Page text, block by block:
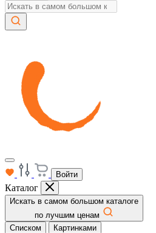
Войти
Каталог
Искать в самом большом каталоге
по лучшим ценам
Списком
Картинками